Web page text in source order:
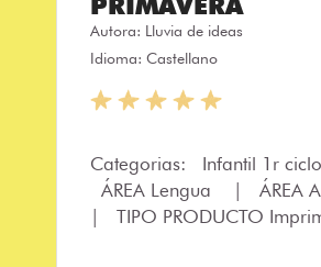
Autora: Lluvia de ideas
Idioma: Castellano
Categorias: Infantil 1r ciclo
ÁREA Lengua
ÁREA
TIPO PRODUCTO